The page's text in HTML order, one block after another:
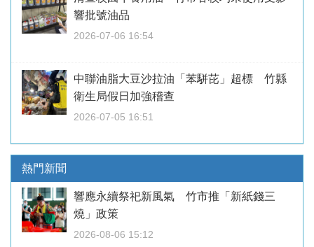
響批號油品
2026-07-06 16:54
中聯油脂大豆沙拉油「苯駢芘」超標 竹縣
衛生局假日加強稽查
2026-07-05 16:51
熱門新聞
響應永續祭祀新風氣 竹市推「新紙錢三
燒」政策
2026-08-06 15:12